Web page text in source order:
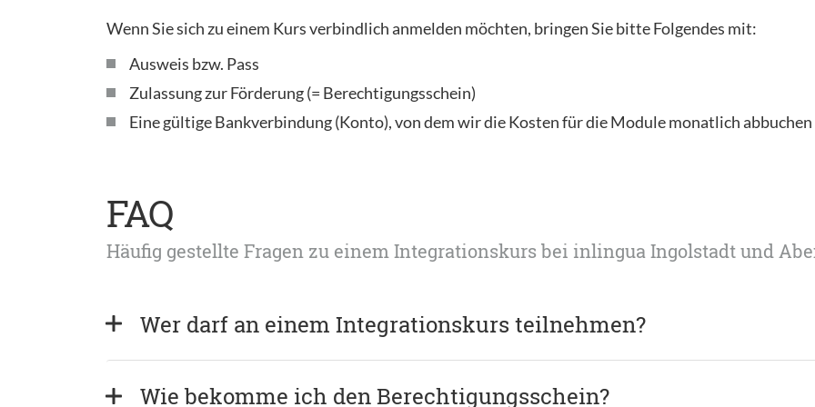
Wenn Sie sich zu einem Kurs verbindlich anmelden möchten, bringen Sie bitte Folgendes mit:
Ausweis bzw. Pass
Zulassung zur Förderung (= Berechtigungsschein)
Eine gültige Bankverbindung (Konto), von dem wir die Kosten für die Module monatlich abbuchen
FAQ
Häufig gestellte Fragen zu einem Integrationskurs bei inlingua Ingolstadt und
Wer darf an einem Integrationskurs teilnehmen?
Wie bekomme ich den Berechtigungsschein?